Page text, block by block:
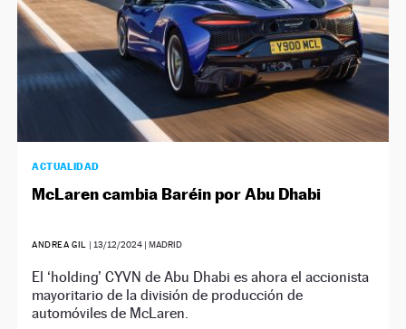
ACTUALIDAD
McLaren cambia Baréin por Abu Dhabi
ANDREA GIL | 13/12/2024 | MADRID
El ‘holding’ CYVN de Abu Dhabi es ahora el accionista
mayoritario de la división de producción de
automóviles de McLaren.